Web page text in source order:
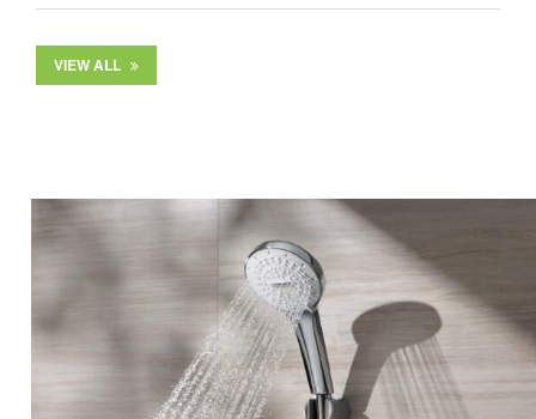
VIEW ALL